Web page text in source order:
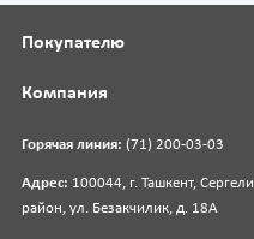
Горячая линия: (71) 200-03-03
Адрес: 100044, г. Ташкент,
район, ул. Безакчилик, д. 18А
Покупателю
Компания